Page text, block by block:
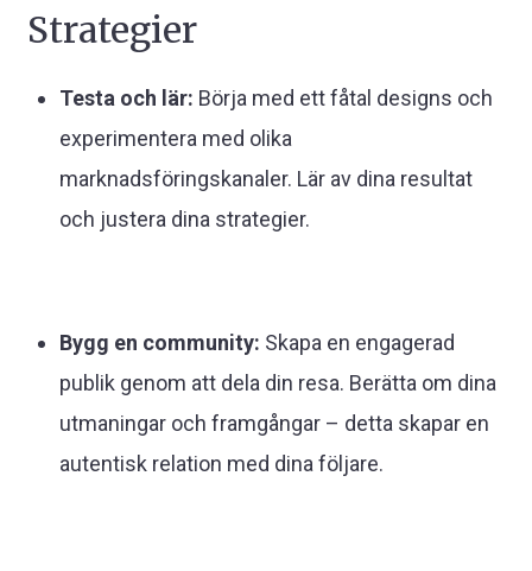
Strategier
Testa och lär: Börja med ett fåtal designs och
experimentera med olika
marknadsföringskanaler. Lär av dina resultat
och justera dina strategier.
Bygg en community: Skapa en engagerad
publik genom att dela din resa. Berätta om dina
utmaningar och framgångar – detta skapar en
autentisk relation med dina följare.